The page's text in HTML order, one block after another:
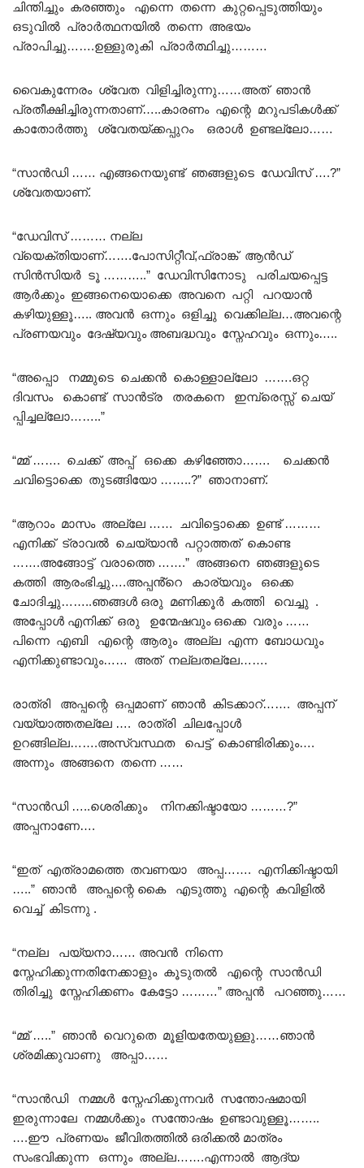
ചിന്തിച്ചും കരഞ്ഞും എന്നെ തന്നെ കുറ്റപ്പെടുത്തിയും
ഒടുവിൽ പ്രാർത്ഥനയിൽ തന്നെ അഭയം
പ്രാപിച്ചു…….ഉള്ളുരുകി പ്രാർത്ഥിച്ചു………
വൈകുന്നേരം ശ്വേത വിളിച്ചിരുന്നു……അത് ഞാൻ
പ്രതീക്ഷിച്ചിരുന്നതാണ്…..കാരണം എന്റെ മറുപടികൾക്ക്
കാതോർത്തു ശ്വേതയ്ക്കപ്പുറം ഒരാൾ ഉണ്ടല്ലോ……
“സാൻഡി …… എങ്ങനെയുണ്ട് ഞങ്ങളുടെ ഡേവിസ് ….?”
ശ്വേതയാണ്.
“ഡേവിസ് ……… നല്ല
വ്യെക്തിയാണ്…….പോസിറ്റീവ്,ഫ്രാങ്ക് ആൻഡ്
സിൻസിയർ ടൂ ………..” ഡേവിസിനോടു പരിചയപ്പെട്ട
ആർക്കും ഇങ്ങനെയൊക്കെ അവനെ പറ്റി പറയാൻ
കഴിയുള്ളൂ….. അവൻ ഒന്നും ഒളിച്ചു വെക്കില്ല…അവന്റെ
പ്രണയവും ദേഷ്യവും അബദ്ധവും സ്നേഹവും ഒന്നും…..
“അപ്പൊ നമ്മുടെ ചെക്കൻ കൊള്ളാല്ലോ …….ഒറ്റ
ദിവസം കൊണ്ട് സാൻട്ര തരകനെ ഇമ്പ്രെസ്സ് ചെയ്
പ്പിച്ചല്ലോ……..”
“മ്മ് ……. ചെക്ക് അപ്പ് ഒക്കെ കഴിഞ്ഞോ……. ചെക്കൻ
ചവിട്ടൊക്കെ തുടങ്ങിയോ ……..?” ഞാനാണ്.
“ആറാം മാസം അല്ലേ …… ചവിട്ടൊക്കെ ഉണ്ട് ………
എനിക്ക് ട്രാവൽ ചെയ്യാൻ പറ്റാത്തത് കൊണ്ട
…….അങ്ങോട്ട് വരാത്തെ …….” അങ്ങനെ ഞങ്ങളുടെ
കത്തി ആരംഭിച്ചു….അപ്പൻ്റെ കാര്യവും ഒക്കെ
ചോദിച്ചു……..ഞങ്ങൾ ഒരു മണിക്കൂർ കത്തി വെച്ചു .
അപ്പോൾ എനിക്ക് ഒരു ഉന്മേഷവും ഒക്കെ വരും ……
പിന്നെ എബി എന്റെ ആരും അല്ല എന്ന ബോധവും
എനിക്കുണ്ടാവും…… അത് നല്ലതല്ലേ…….
രാത്രി അപ്പന്റെ ഒപ്പമാണ് ഞാൻ കിടക്കാറ്……. അപ്പന്
വയ്യാത്തതല്ലേ …. രാത്രി ചിലപ്പോൾ
ഉറങ്ങില്ല…….അസ്വസ്ഥത പെട്ട് കൊണ്ടിരിക്കും….
അന്നും അങ്ങനെ തന്നെ ……
“സാൻഡി …..ശെരിക്കും നിനക്കിഷ്ടായോ ………?”
അപ്പനാണേ….
“ഇത് എത്രാമത്തെ തവണയാ അപ്പ……. എനിക്കിഷ്ടായി
…..” ഞാൻ അപ്പന്റെ കൈ എടുത്തു എന്റെ കവിളിൽ
വെച്ച് കിടന്നു .
“നല്ല പയ്യനാ…… അവൻ നിന്നെ
സ്നേഹിക്കുന്നതിനേക്കാളും കൂടുതൽ എന്റെ സാൻഡി
തിരിച്ചു സ്നേഹിക്കണം കേട്ടോ ………” അപ്പൻ പറഞ്ഞു……
“മ്മ് …..” ഞാൻ വെറുതെ മൂളിയതേയുള്ളു……ഞാൻ
ശ്രമിക്കുവാണു അപ്പാ……
“സാൻഡി നമ്മൾ സ്നേഹിക്കുന്നവർ സന്തോഷമായി
ഇരുന്നാലേ നമ്മൾക്കും സന്തോഷം ഉണ്ടാവുള്ളൂ……..
….ഈ പ്രണയം ജീവിതത്തിൽ ഒരിക്കൽ മാത്രം
സംഭവിക്കുന്ന ഒന്നും അല്ല…….എന്നാൽ ആദ്യ